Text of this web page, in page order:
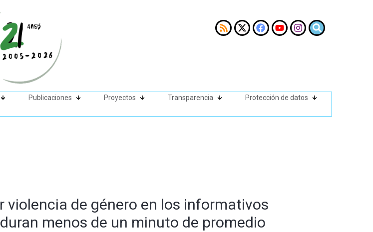
Publicaciones Proyectos Transparencia Protección de datos
violencia de género en los informativos
menos de un minuto de promedio